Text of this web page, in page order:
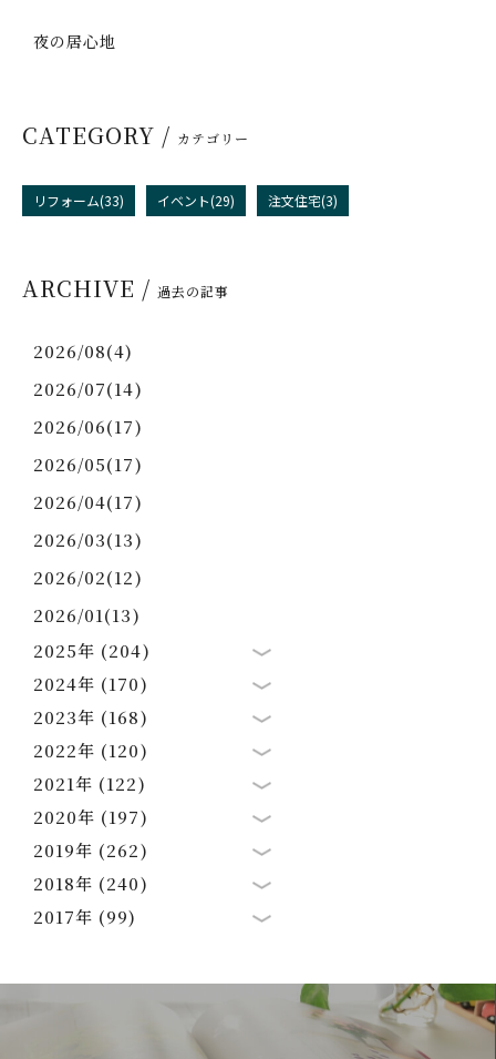
夜の居心地
CATEGORY / カテゴリー
リフォーム(33) イベント(29) 注文住宅(3)
ARCHIVE / 過去の記事
2026/08(4)
2026/07(14)
2026/06(17)
2026/05(17)
2026/04(17)
2026/03(13)
2026/02(12)
2026/01(13)
2025年 (204)
2024年 (170)
2023年 (168)
2022年 (120)
2021年 (122)
2020年 (197)
2019年 (262)
2018年 (240)
2017年 (99)